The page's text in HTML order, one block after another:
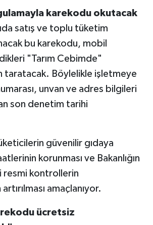
karekodu okutacak
satış ve toplu tüketim
bu karekodu, mobil
"Tarım Cebimde"
taratacak. Böylelikle işletmeye
unvan ve adres bilgileri
son denetim tarihi
güvenilir gıdaya
korunması ve Bakanlığın
kontrollerin
amaçlanıyor.
ücretsiz